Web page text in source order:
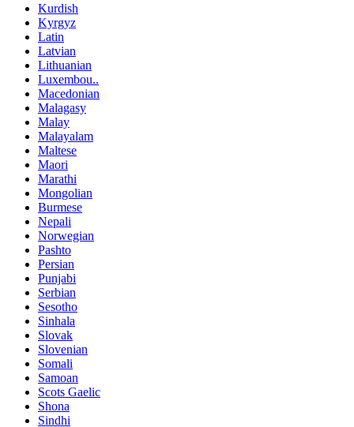
Kurdish
Kyrgyz
Latin
Latvian
Lithuanian
Luxembou..
Macedonian
Malagasy
Malay
Malayalam
Maltese
Maori
Marathi
Mongolian
Burmese
Nepali
Norwegian
Pashto
Persian
Punjabi
Serbian
Sesotho
Sinhala
Slovak
Slovenian
Somali
Samoan
Scots Gaelic
Shona
Sindhi